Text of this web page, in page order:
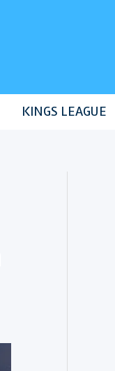
KINGS LEAGUE